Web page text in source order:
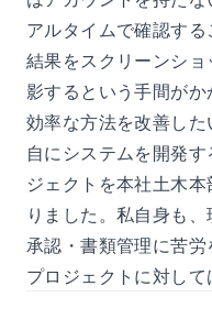
アルタイムで確認す
結果をスクリーンシ
影するという手間が
効率な方法を改善し
自にシステムを開発
ジェクトを本社土木
りました。私自身も
承認・書類管理に苦
プロジェクトに対して